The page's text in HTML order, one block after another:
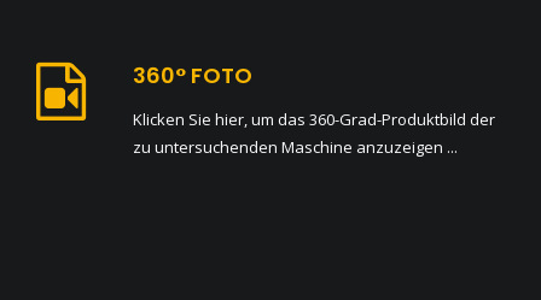
360° FOTO
Klicken Sie hier, um das 360-Grad-Produktbild der
zu untersuchenden Maschine anzuzeigen ...